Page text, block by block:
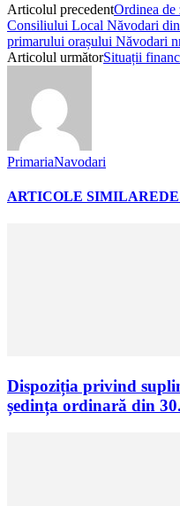
Articolul precedentOrdinea de
Consiliului Local Năvodari
primarului orașului Năvodari
Articolul următorSituații
PrimariaNavodari
ARTICOLE SIMILARE
Dispoziția privind
ședința ordinară din